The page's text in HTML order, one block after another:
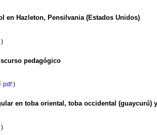
en Hazleton, Pensilvania (Estados Unidos)
)
pedagógico
pdf)
en toba oriental, toba occidental (guaycurú)
)